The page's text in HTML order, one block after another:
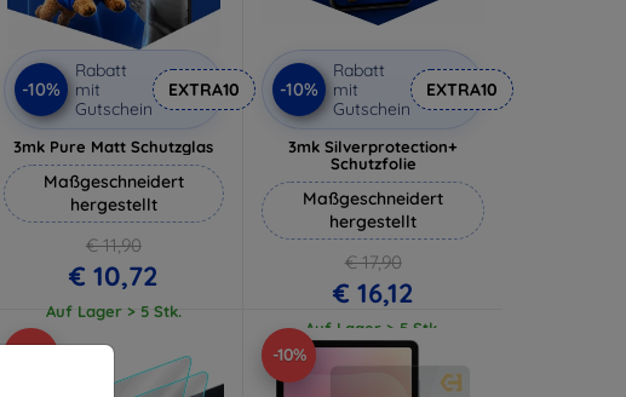
-10%
Rabatt
mit
Gutschein
EXTRA10
3mk Pure Matt Schutzglas
Maßgeschneidert
hergestellt
€ 11,90
€ 10,72
Auf Lager > 5 Stk.
-10%
Rabatt
mit
Gutschein
EXTRA10
3mk Silverprotection+
Schutzfolie
Maßgeschneidert
hergestellt
€ 17,90
€ 16,12
Auf Lager > 5 Stk.
-10%